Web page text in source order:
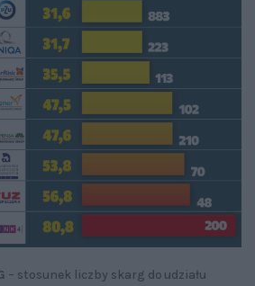
– stosunek liczby skarg do udziału